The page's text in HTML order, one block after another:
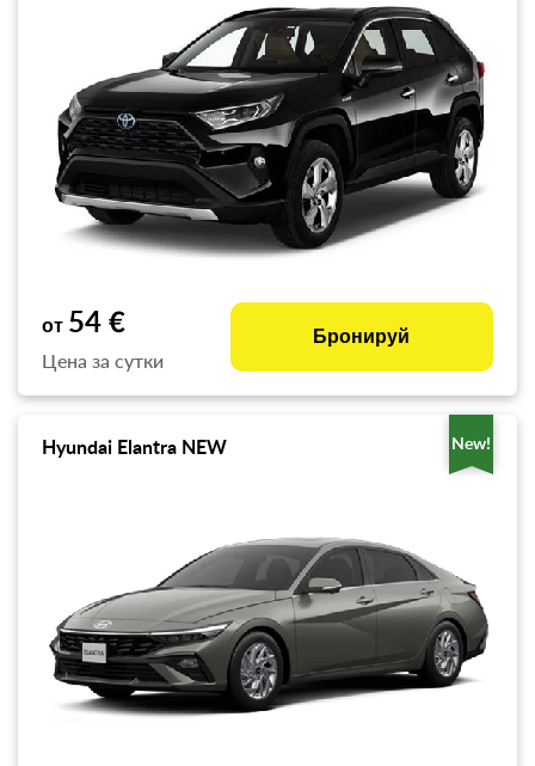
от 54 €
Цена за сутки
Бронируй
Hyundai Elantra NEW New!